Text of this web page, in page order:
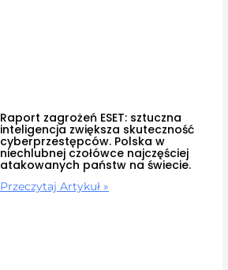
Raport zagrożeń ESET: sztuczna
inteligencja zwiększa skuteczność
cyberprzestępców. Polska w
niechlubnej czołówce najczęściej
atakowanych państw na świecie.
Przeczytaj Artykuł »